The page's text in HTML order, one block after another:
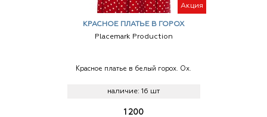
Акция
КРАСНОЕ ПЛАТЬЕ В ГОРОХ
Placemark Production
Красное платье в белый горох. Ох.
наличие: 16 шт
1 200